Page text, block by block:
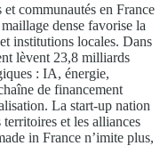
communautés en France
dense favorise la
institutions locales. Dans
lèvent 23,8 milliards
: IA, énergie,
de financement
La start-up nation
et les alliances
in France n’imite plus,